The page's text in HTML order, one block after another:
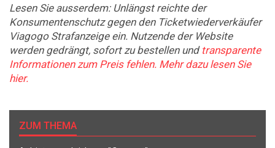
Lesen Sie ausserdem: Unlängst reichte der
Konsumentenschutz gegen den Ticketwiederverkäufer
Viagogo Strafanzeige ein. Nutzende der Website
werden gedrängt, sofort zu bestellen und transparente
Informationen zum Preis fehlen. Mehr dazu lesen Sie
hier.
ZUM THEMA